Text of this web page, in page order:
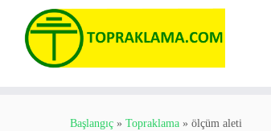
Başlangıç » Topraklama » ölçüm aleti